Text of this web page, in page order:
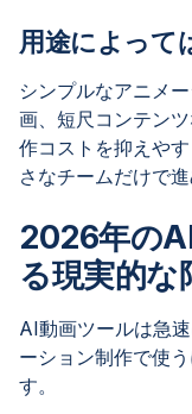
用途によって
シンプルなアニメ
画、短尺コンテン
作コストを抑えや
さなチームだけで
2026年の
る現実的な
AI動画ツールは急
ーション制作で使
す。